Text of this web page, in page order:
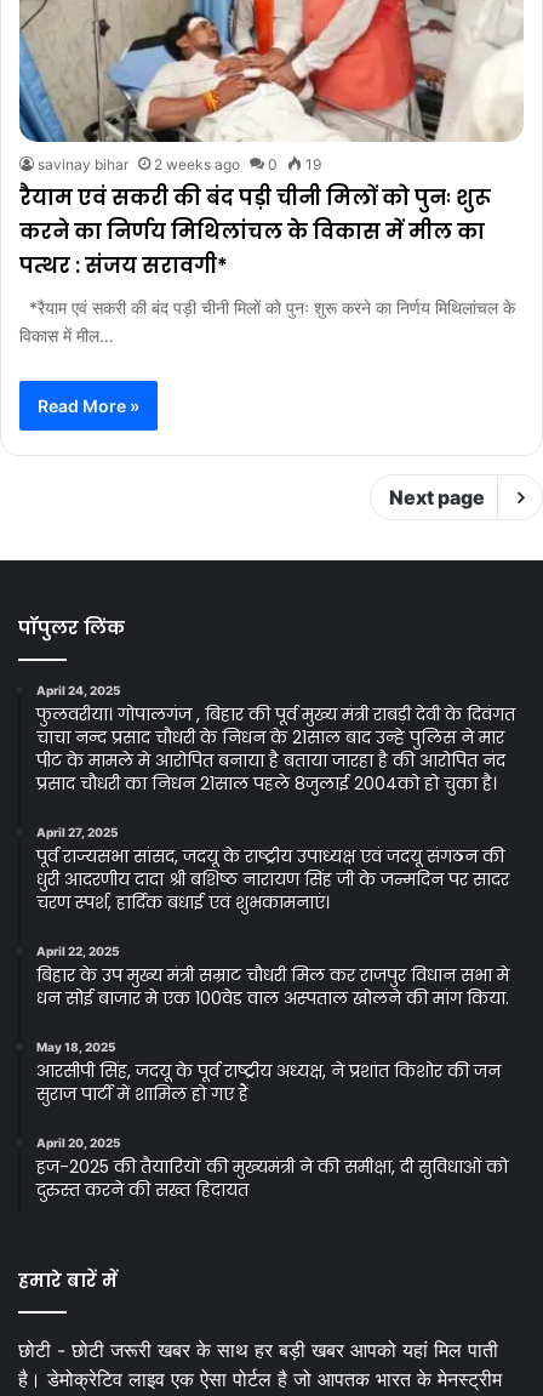
savinay bihar 2 weeks ago 0 19
रैयाम एवं सकरी की बंद पड़ी चीनी मिलों को पुनः शुरू
करने का निर्णय मिथिलांचल के विकास में मील का
पत्थर : संजय सरावगी*
*रैयाम एवं सकरी की बंद पड़ी चीनी मिलों को पुनः शुरू करने का निर्णय मिथिलांचल के
विकास में मील…
Read More »
Next page
पॉपुलर लिंक
April 24, 2025
फुलवरीया। गोपालगंज , बिहार की पूर्व मुख्य मंत्री राबड़ी देवी के दिवंगत
चाचा नन्द प्रसाद चौधरी के निधन के 21साल बाद उन्हे पुलिस ने मार
पीट के मामले मे आरोपित बनाया है बताया जारहा है की आरोपित नंद
प्रसाद चौधरी का निधन 21साल पहले 8जुलाई 2004को हो चुका है।
April 27, 2025
पूर्व राज्यसभा सांसद, जदयू के राष्ट्रीय उपाध्यक्ष एवं जदयू संगठन की
धुरी आदरणीय दादा श्री बशिष्ठ नारायण सिंह जी के जन्मदिन पर सादर
चरण स्पर्श, हार्दिक बधाई एवं शुभकामनाएं।
April 22, 2025
बिहार के उप मुख्य मंत्री सम्राट चौधरी मिल कर राजपुर विधान सभा मे
धन सोई बाजार मे एक 100वेड वाल अस्पताल खोलने की मांग किया.
May 18, 2025
आरसीपी सिंह, जदयू के पूर्व राष्ट्रीय अध्यक्ष, ने प्रशांत किशोर की जन
सुराज पार्टी में शामिल हो गए हैं
April 20, 2025
हज-2025 की तैयारियों की मुख्यमंत्री ने की समीक्षा, दी सुविधाओं को
दुरुस्त करने की सख्त हिदायत
हमारे बारें में
छोटी - छोटी जरूरी खबर के साथ हर बड़ी खबर आपको यहां मिल पाती
है। डेमोक्रेटिव लाइव एक ऐसा पोर्टल है जो आपतक भारत के मेनस्ट्रीम